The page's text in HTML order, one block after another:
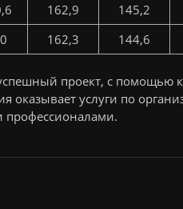
162,9 145,2
162,3 144,6
проект, с помощью
оказывает услуги по
профессионалами.